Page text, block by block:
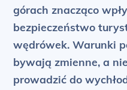
górach znacząco
bezpieczeństwo
wędrówek. Warunki
bywają zmienne, a
prowadzić do